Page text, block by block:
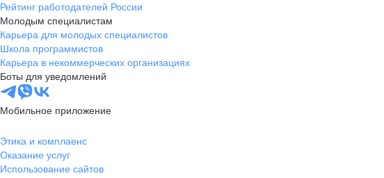
Рейтинг работодателей России
Молодым специалистам
Карьера для молодых специалистов
Школа программистов
Карьера в некоммерческих организациях
Боты для уведомлений
Мобильное приложение
Этика и комплаенс
Оказание услуг
Использование сайтов